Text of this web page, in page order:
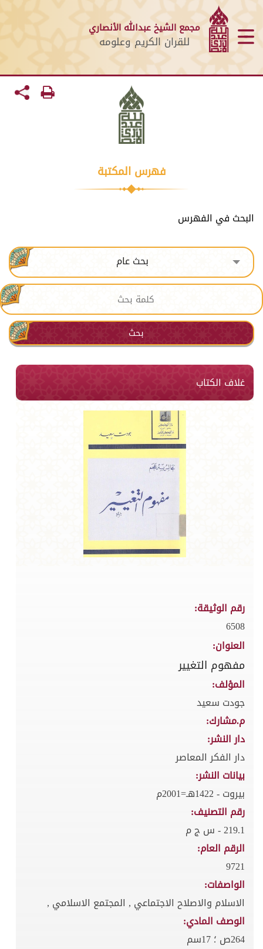
مجمع الشيخ عبدالله الأنصاري
للقران الكريم وعلومه
فهرس المكتبة
البحث في الفهرس
بحث عام
بحث
غلاف الكتاب
رقم الوثيقة:
6508
العنوان:
مفهوم التغيير
المؤلف:
جودت سعيد
م.مشارك:
دار النشر:
دار الفكر المعاصر
بيانات النشر:
بيروت - 1422هـ=2001م
رقم التصنيف:
219.1 - س ج م
الرقم العام:
9721
الواصفات:
الاسلام والاصلاح الاجتماعي , المجتمع الاسلامي ,
الوصف المادي:
264ص ؛ 17سم